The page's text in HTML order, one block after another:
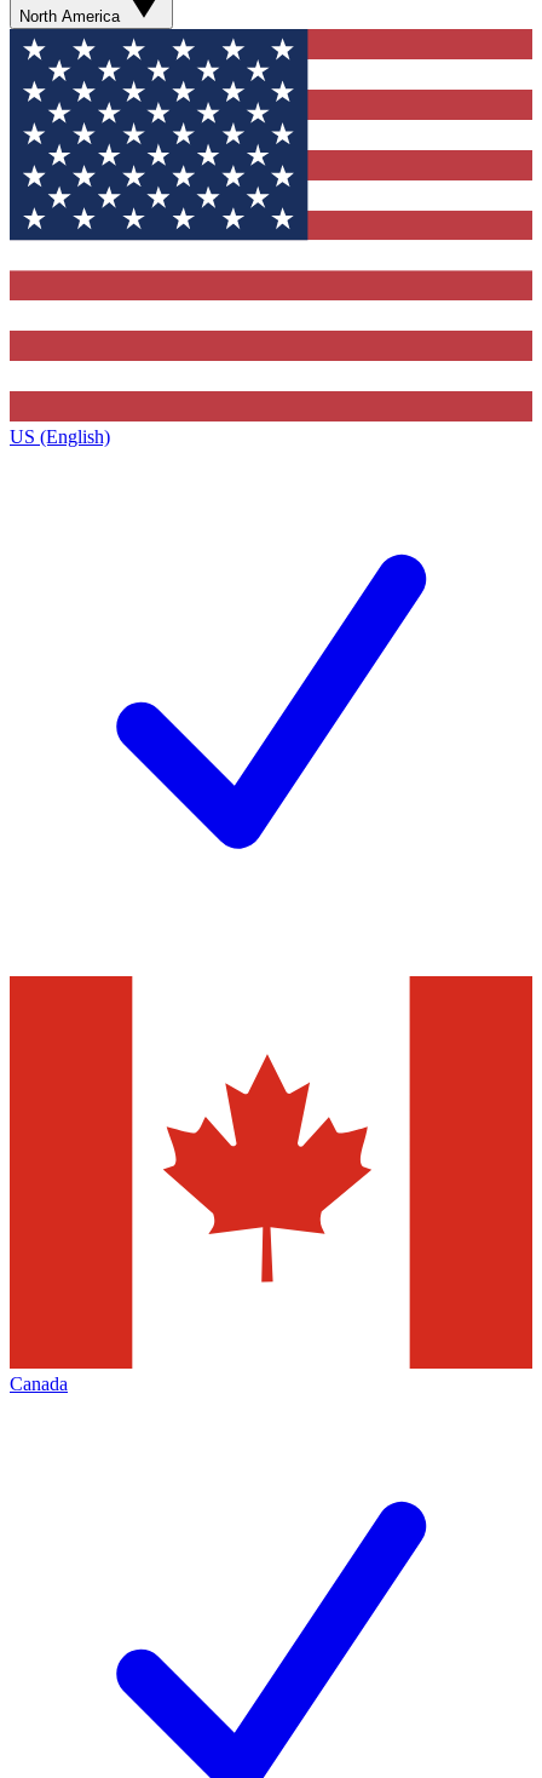
North America
US (English)
Canada